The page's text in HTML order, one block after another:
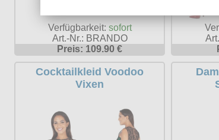
Verfügbarkeit: sofort
Art.-Nr.: BRANDO
Preis: 109.90 €
Cocktailkleid Voodoo
Vixen